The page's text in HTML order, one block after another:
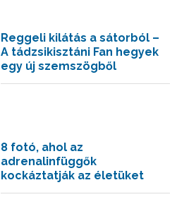
Reggeli kilátás a sátorból –
A tádzsikisztáni Fan hegyek
egy új szemszögből
8 fotó, ahol az
adrenalinfüggők
kockáztatják az életüket